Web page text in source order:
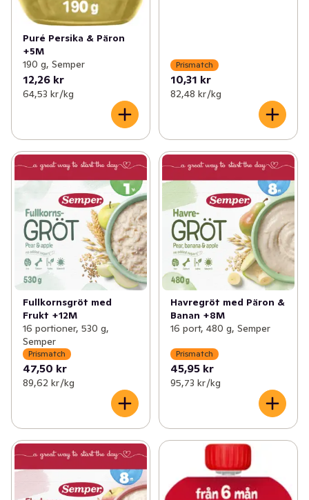
Puré Persika & Päron
+5M
190 g, Semper
12,26 kr
64,53 kr /kg
Prismatch
10,31 kr
82,48 kr /kg
Fullkornsgröt med
Frukt +12M
16 portioner, 530 g,
Semper
Prismatch
47,50 kr
89,62 kr /kg
Havregröt med Päron &
Banan +8M
16 port, 480 g, Semper
Prismatch
45,95 kr
95,73 kr /kg